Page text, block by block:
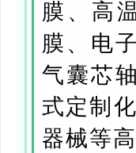
膜、高
膜、电
气囊芯
式定制
器械等